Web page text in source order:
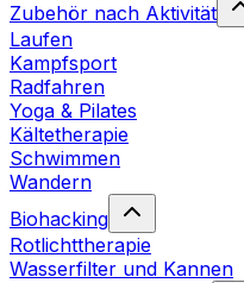
Zubehör nach Aktivität
Laufen
Kampfsport
Radfahren
Yoga & Pilates
Kältetherapie
Schwimmen
Wandern
Biohacking
Rotlichttherapie
Wasserfilter und Kannen